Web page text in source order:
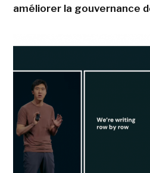
améliorer la gouvernance